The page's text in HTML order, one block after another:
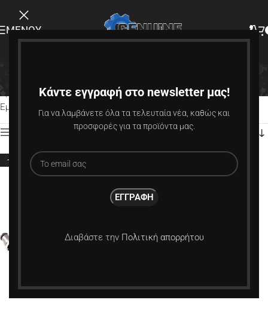
Κάντε εγγραφή στο newsletter μας!
Για να λαμβάνετε όλα τα τελευταία νέα, καθώς και
προσφορές για τα προϊόντα μας.
Διαβάστε την Πολιτική απορρήτου
ΜΕΝΟΎ
Αρχική σελίδα Προϊόν Κατασκευαστής INJECTOR DYNAMICS
Εμφάνιση του μοναδικού αποτελέσματος
Εμφάνιση πλευρικής γραμμής
-8%